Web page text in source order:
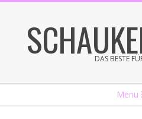
content
DAS BESTE
Menu